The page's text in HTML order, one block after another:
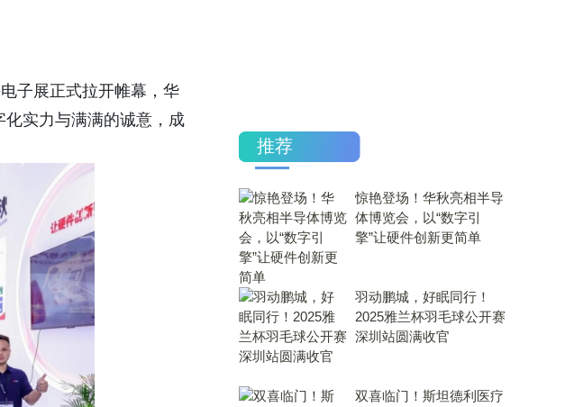
子展正式拉开帷幕，华
化实力与满满的诚意，成
推荐
惊艳登场！华秋亮相半导
体博览会，以“数字引
擎”让硬件创新更简单
羽动鹏城，好眠同行！
2025雅兰杯羽毛球公开赛
深圳站圆满收官
双喜临门！斯坦德利医疗